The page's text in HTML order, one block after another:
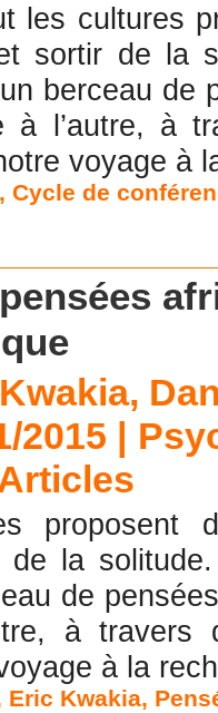
les cultures
sortir de la
berceau de
à l’autre, à
voyage à
,Cycle de
2015 |
proposent
la
de
à
à la
Eric Kwakia,